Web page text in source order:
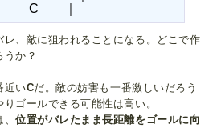
レ、敵に狙われることになる。どこで作
うか？
近いCだ。敵の妨害も一番激しいだろう
ゴールできる可能性は高い。
、位置がバレたまま長距離をゴールに向